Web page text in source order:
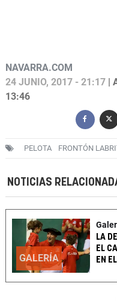
NAVARRA.COM
24 JUNIO, 2017 - 21:17 |
13:46
PELOTA FRONTÓN
NOTICIAS
GALERÍA
LA
EL
EN